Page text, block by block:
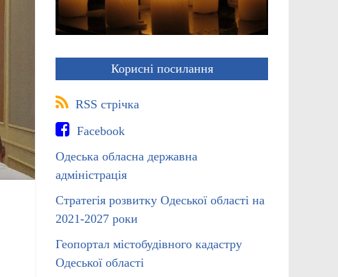
Корисні посилання
RSS стрічка
Facebook
Одеська обласна державна
адміністрація
Стратегія розвитку Одеської області на
2021-2027 роки
Геопортал містобудівного кадастру
Одеської області